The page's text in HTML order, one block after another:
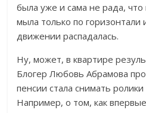
была уже и сама не рада,
мыла только по
движении распадалась.
Ну, может, в квартире
Блогер Любовь Абрамова
пенсии стала снимать
Например, о том, как